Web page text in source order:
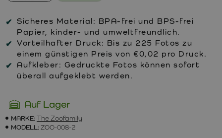
Sicheres Material: BPA-frei und BPS-frei
Papier, kinder- und umweltfreundlich.
Vorteilhafter Druck: Bis zu 225 Fotos zu
einem günstigen Preis von €0,02 pro Druck.
Aufkleber: Gedruckte Fotos können sofort
überall aufgeklebt werden.
Auf Lager
MARKE: The Zoofamily
MODELL: ZOO-008-2